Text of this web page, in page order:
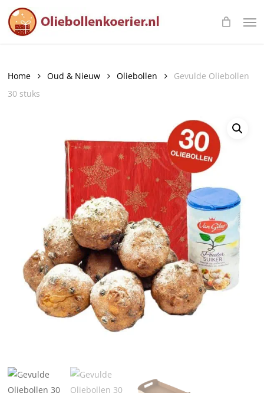
Skip
main
Home Oud & Nieuw Oliebollen
Gevulde Oliebollen
30 stuks